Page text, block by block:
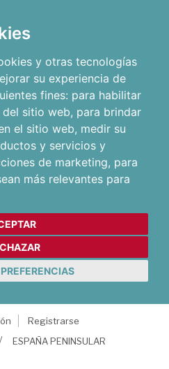
y otras tecnologías
su experiencia de
fines: para habilitar
sitio web, para brindar
el sitio web, medir su
y servicios y
de marketing, para
más relevantes para
Registrarse
ESPAÑA PENINSULAR